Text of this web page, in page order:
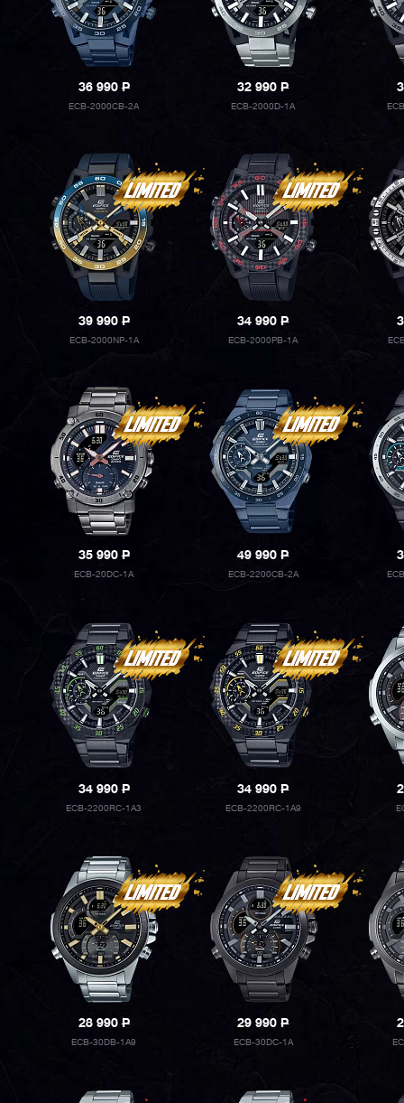
36 990P
ECB-2000CB-2A
32 990P
ECB-2000D-1A
39 990P
ECB-2000NP-1A
34 990P
ECB-2000PB-1A
35 990P
ECB-20DC-1A
49 990P
ECB-2200CB-2A
34 990P
ECB-2200RC-1A3
34 990P
ECB-2200RC-1A9
28 990P
ECB-30DB-1A9
29 990P
ECB-30DC-1A